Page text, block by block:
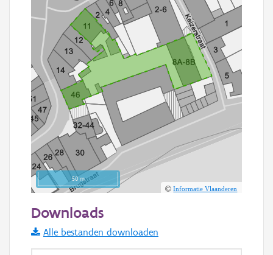
50 m
Informatie Vlaanderen
Basis Lagen
Downloads
Alle bestanden downloaden